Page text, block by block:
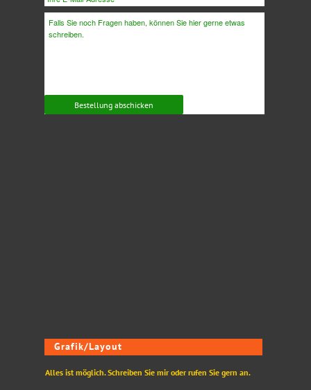
Grafik/Layout
Alles ist möglich. Schreiben Sie mir oder rufen Sie gern an.